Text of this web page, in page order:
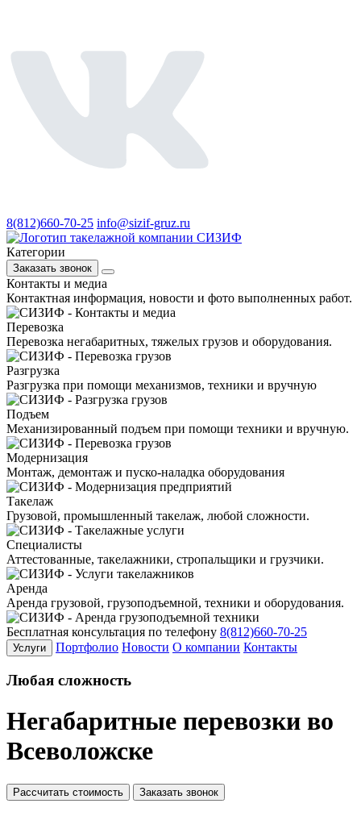
8(812)660-70-25 info@sizif-gruz.ru
Категории
Заказать звонок
Контакты и медиа
Контактная информация, новости и фото выполненных работ.
Перевозка
Перевозка негабаритных, тяжелых грузов и оборудования.
Разгрузка
Разгрузка при помощи механизмов, техники и вручную
Подъем
Механизированный подъем при помощи техники и вручную.
Модернизация
Монтаж, демонтаж и пуско-наладка оборудования
Такелаж
Грузовой, промышленный такелаж, любой сложности.
Специалисты
Аттестованные, такелажники, стропальщики и грузчики.
Аренда
Аренда грузовой, грузоподъемной, техники и оборудования.
Бесплатная консультация по телефону 8(812)660-70-25
Услуги Портфолио Новости О компании Контакты
Любая сложность
Негабаритные перевозки во
Всеволожске
Рассчитать стоимость Заказать звонок